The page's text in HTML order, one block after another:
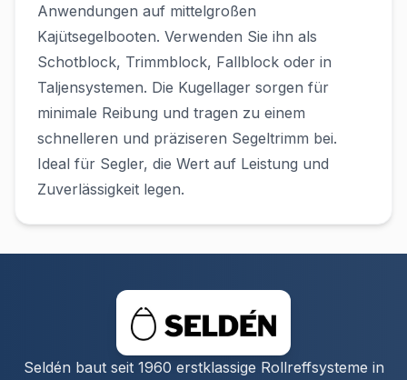
Anwendungen auf mittelgroßen
Kajütsegelbooten. Verwenden Sie ihn als
Schotblock, Trimmblock, Fallblock oder in
Taljensystemen. Die Kugellager sorgen für
minimale Reibung und tragen zu einem
schnelleren und präziseren Segeltrimm bei.
Ideal für Segler, die Wert auf Leistung und
Zuverlässigkeit legen.
Seldén baut seit 1960 erstklassige Rollreffsysteme in